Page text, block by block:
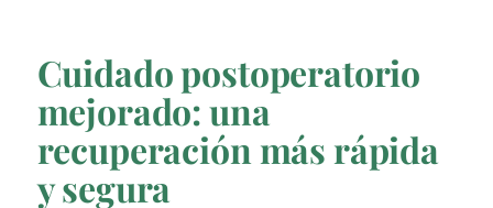
Cuidado postoperatorio
mejorado: una
recuperación más rápida
y segura